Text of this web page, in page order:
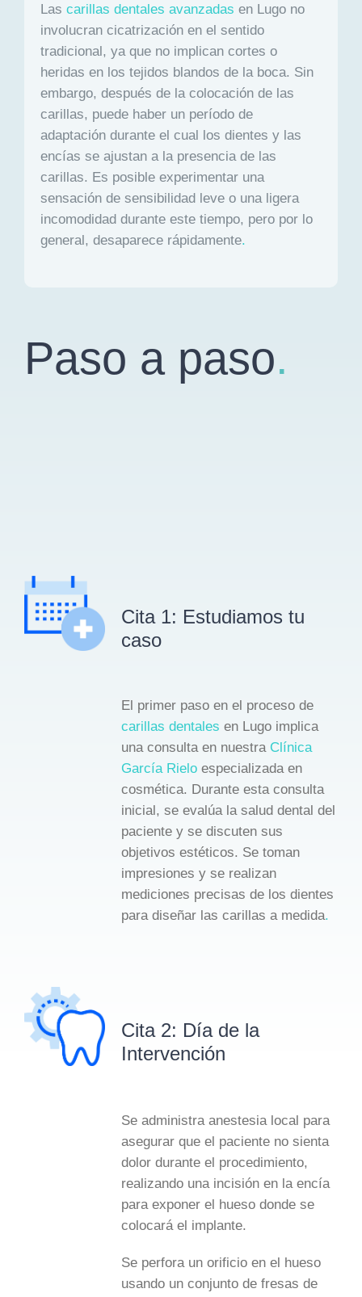
Las carillas dentales avanzadas en Lugo no
involucran cicatrización en el sentido
tradicional, ya que no implican cortes o
heridas en los tejidos blandos de la boca. Sin
embargo, después de la colocación de las
carillas, puede haber un período de
adaptación durante el cual los dientes y las
encías se ajustan a la presencia de las
carillas. Es posible experimentar una
sensación de sensibilidad leve o una ligera
incomodidad durante este tiempo, pero por lo
general, desaparece rápidamente.
Paso a paso.
Cita 1: Estudiamos tu
caso
El primer paso en el proceso de
carillas dentales en Lugo implica
una consulta en nuestra Clínica
García Rieloespecializada en
cosmética. Durante esta consulta
inicial, se evalúa la salud dental del
paciente y se discuten sus
objetivos estéticos. Se toman
impresiones y se realizan
mediciones precisas de los dientes
para diseñar las carillas a medida.
Cita 2: Día de la
Intervención
Se administra anestesia local para
asegurar que el paciente no sienta
dolor durante el procedimiento,
realizando una incisión en la encía
para exponer el hueso donde se
colocará el implante.
Se perfora un orificio en el hueso
usando un conjunto de fresas de